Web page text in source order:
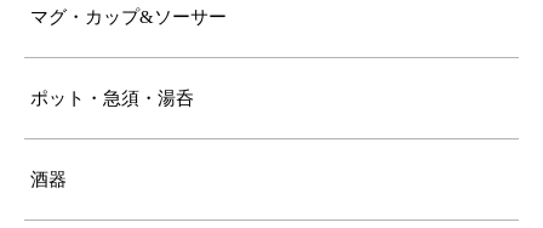
マグ・カップ&ソーサー
ポット・急須・湯呑
酒器